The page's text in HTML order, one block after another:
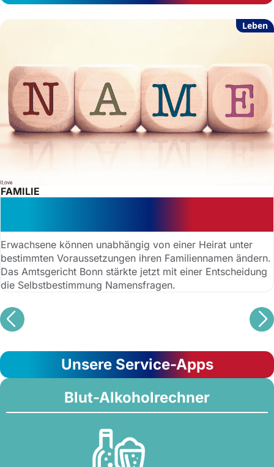
Leben
FAMILIE
Erwachsene können unabhängig von einer Heirat unter
bestimmten Voraussetzungen ihren Familiennamen ändern.
Das Amtsgericht Bonn stärkte jetzt mit einer Entscheidung
die Selbstbestimmung Namensfragen.
Unsere Service-Apps
Blut-Alkoholrechner